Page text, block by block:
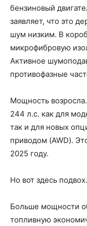
бензиновый
заявляет, что это
шум низким. В
микрофибровую
Активное
противофазные
Мощность
244 л.с. как для
так и для новых
приводом (AWD).
2025 году.
Но вот здесь подвох.
Больше мощности
топливную